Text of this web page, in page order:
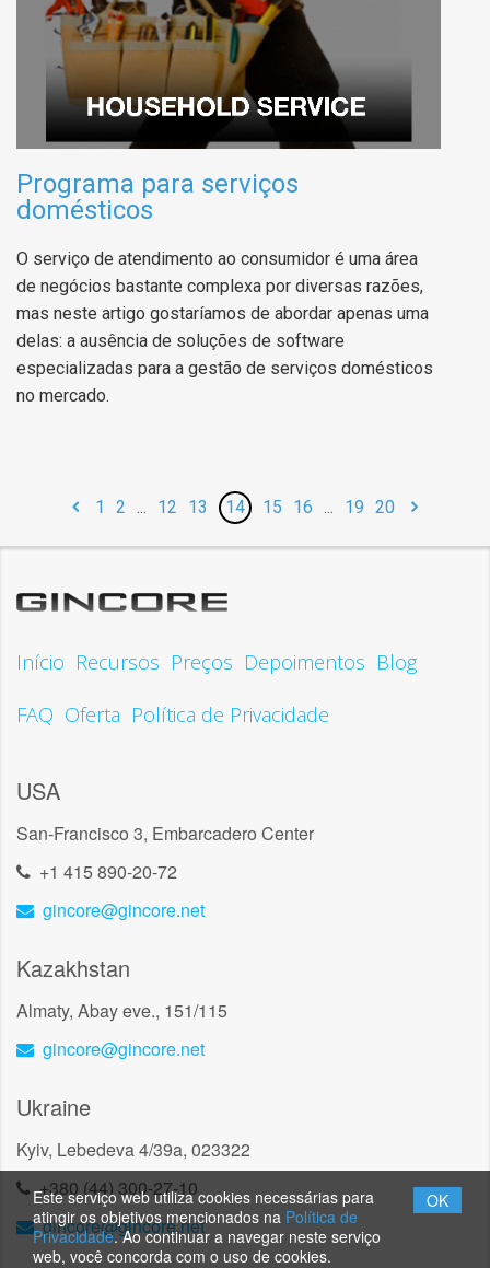
Programa para serviços
domésticos
O serviço de atendimento ao consumidor é uma área
de negócios bastante complexa por diversas razões,
mas neste artigo gostaríamos de abordar apenas uma
delas: a ausência de soluções de software
especializadas para a gestão de serviços domésticos
no mercado.
1 2 ... 12 13 14 15 16 ... 19 20
Início Recursos Preços Depoimentos Blog
FAQ Oferta Política de Privacidade
USA
San-Francisco 3, Embarcadero Center
+1 415 890-20-72
gincore@gincore.net
Kazakhstan
Almaty, Abay eve., 151/115
gincore@gincore.net
Ukraine
Kyiv, Lebedeva 4/39a, 023322
+380 (44) 300-27-10
gincore@gincore.net
Este serviço web utiliza cookies necessárias para
atingir os objetivos mencionados na Política de
Privacidade. Ao continuar a navegar neste serviço
web, você concorda com o uso de cookies.
OK